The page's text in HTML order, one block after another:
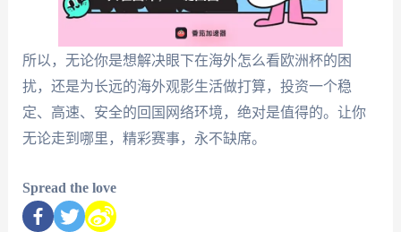
所以，无论你是想解决眼下在海外怎么看欧洲杯的困
扰，还是为长远的海外观影生活做打算，投资一个稳
定、高速、安全的回国网络环境，绝对是值得的。让你
无论走到哪里，精彩赛事，永不缺席。
Spread the love